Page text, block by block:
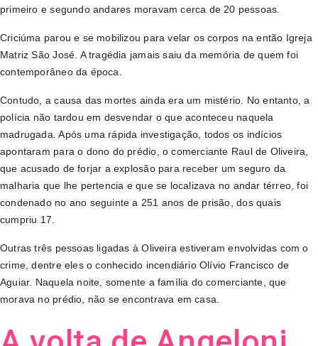
primeiro e segundo andares moravam cerca de 20 pessoas.
Criciúma parou e se mobilizou para velar os corpos na então Igreja
Matriz São José. A tragédia jamais saiu da memória de quem foi
contemporâneo da época.
Contudo, a causa das mortes ainda era um mistério. No entanto, a
polícia não tardou em desvendar o que aconteceu naquela
madrugada. Após uma rápida investigação, todos os indícios
apontaram para o dono do prédio, o comerciante Raul de Oliveira,
que acusado de forjar a explosão para receber um seguro da
malharia que lhe pertencia e que se localizava no andar térreo, foi
condenado no ano seguinte a 251 anos de prisão, dos quais
cumpriu 17.
Outras três pessoas ligadas à Oliveira estiveram envolvidas com o
crime, dentre eles o conhecido incendiário Olívio Francisco de
Aguiar. Naquela noite, somente a família do comerciante, que
morava no prédio, não se encontrava em casa.